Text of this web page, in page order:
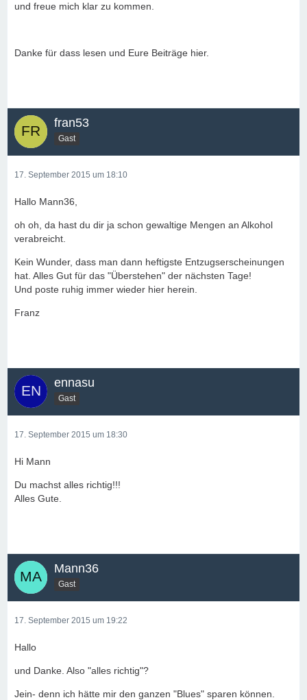
und freue mich klar zu kommen.
Danke für dass lesen und Eure Beiträge hier.
fran53
Gast
17. September 2015 um 18:10
Hallo Mann36,
oh oh, da hast du dir ja schon gewaltige Mengen an Alkohol
verabreicht.
Kein Wunder, dass man dann heftigste Entzugserscheinungen
hat. Alles Gut für das "Überstehen" der nächsten Tage!
Und poste ruhig immer wieder hier herein.
Franz
ennasu
Gast
17. September 2015 um 18:30
Hi Mann
Du machst alles richtig!!!
Alles Gute.
Mann36
Gast
17. September 2015 um 19:22
Hallo
und Danke. Also "alles richtig"?
Jein- denn ich hätte mir den ganzen "Blues" sparen können.